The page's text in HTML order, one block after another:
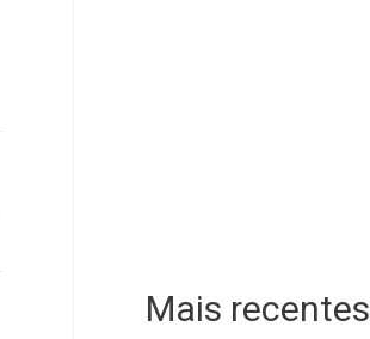
Mais recentes